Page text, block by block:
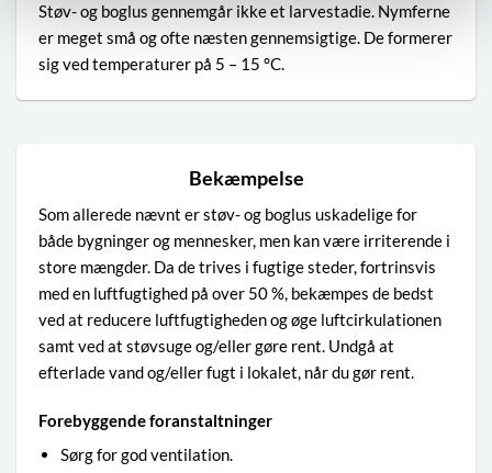
Støv- og boglus gennemgår ikke et larvestadie. Nymferne
er meget små og ofte næsten gennemsigtige. De formerer
sig ved temperaturer på 5 – 15 °C.
Bekæmpelse
Som allerede nævnt er støv- og boglus uskadelige for
både bygninger og mennesker, men kan være irriterende i
store mængder. Da de trives i fugtige steder, fortrinsvis
med en luftfugtighed på over 50 %, bekæmpes de bedst
ved at reducere luftfugtigheden og øge luftcirkulationen
samt ved at støvsuge og/eller gøre rent. Undgå at
efterlade vand og/eller fugt i lokalet, når du gør rent.
Forebyggende foranstaltninger
Sørg for god ventilation.